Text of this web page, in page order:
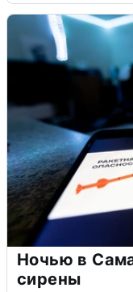
Ночью в
сирены